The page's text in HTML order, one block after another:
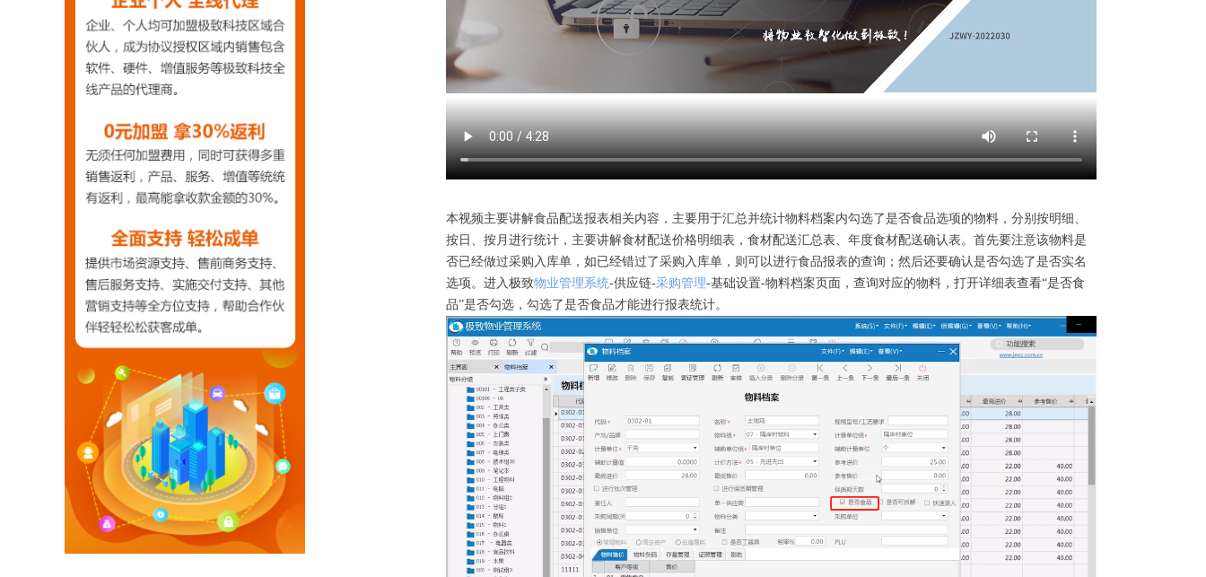
本视频主要讲解食品配送报表相关内容，主要用于汇总并统计物料档案内勾选了是否食品选项的物料，分别按明细、
按日、按月进行统计，主要讲解食材配送价格明细表，食材配送汇总表、年度食材配送确认表。首先要注意该物料是
否已经做过采购入库单，如已经错过了采购入库单，则可以进行食品报表的查询；然后还要确认是否勾选了是否实名
选项。进入极致物业管理系统-供应链-采购管理-基础设置-物料档案页面，查询对应的物料，打开详细表查看“是否食
品”是否勾选，勾选了是否食品才能进行报表统计。
【相关文章推荐】